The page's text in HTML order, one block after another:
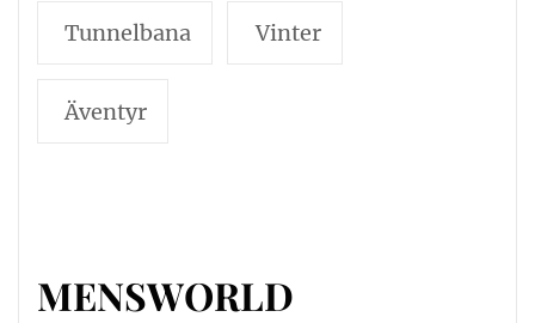
Tunnelbana Vinter
Äventyr
MENSWORLD